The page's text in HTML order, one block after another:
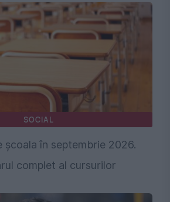
SOCIAL
școala în septembrie 2026.
complet al cursurilor